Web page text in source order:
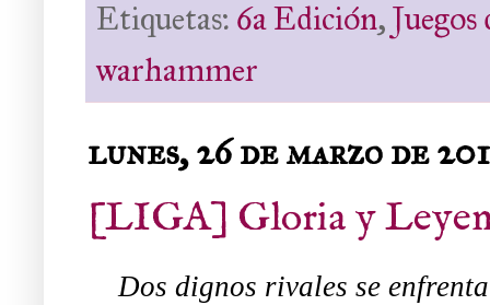
Etiquetas: 6a Edición,Juegos
warhammer
lunes, 26 de marzo de
[LIGA] Gloria y
Dos dignos rivales se